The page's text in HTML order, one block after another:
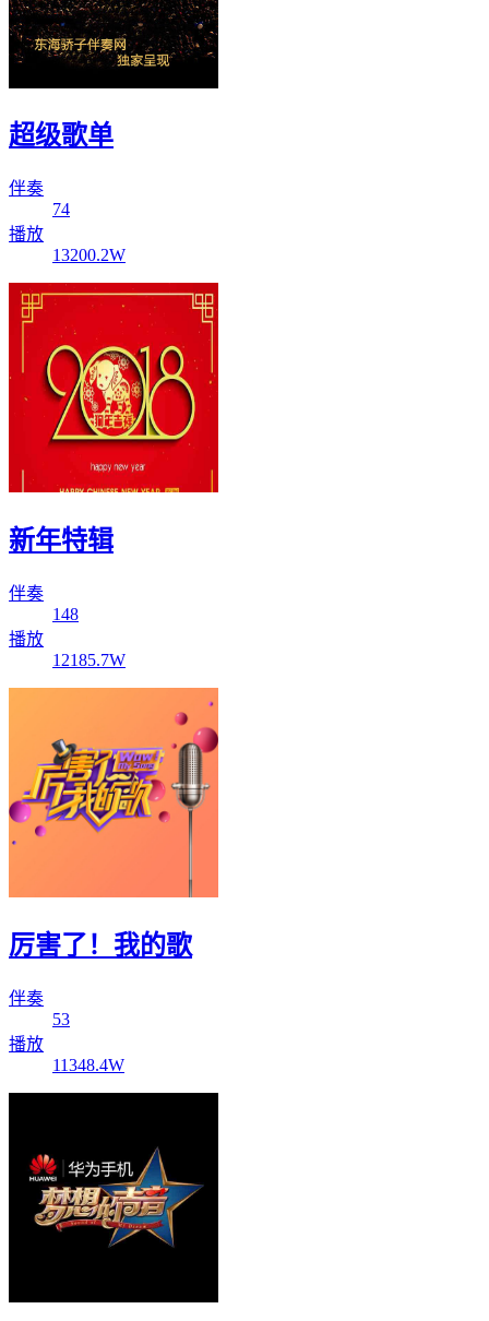
超级歌单
伴奏
74
播放
13200.2W
新年特辑
伴奏
148
播放
12185.7W
厉害了！我的歌
伴奏
53
播放
11348.4W